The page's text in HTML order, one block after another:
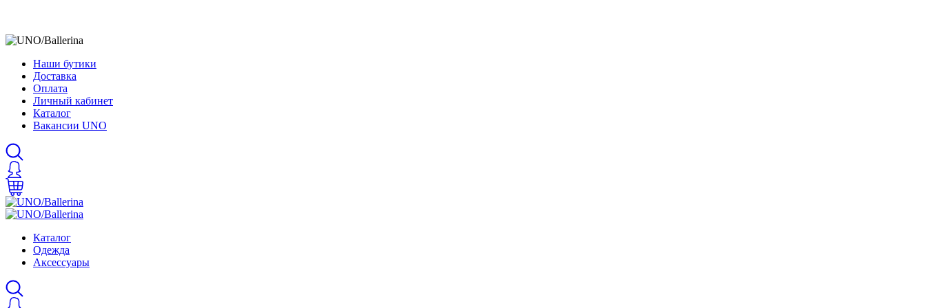
Наши бутики
Доставка
Оплата
Личный кабинет
Каталог
Вакансии UNO
Каталог
Одежда
Аксессуары